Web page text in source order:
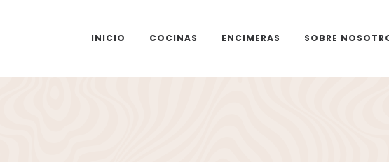
INICIO COCINAS ENCIMERAS SOBRE